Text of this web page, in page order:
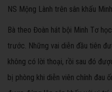
NS Mộng Lành trên sân khấu
Bà theo Đoàn hát bội Minh Tơ
trước. Những vai diễn đầu tiên
không có lời thoại, rồi sau đó
bị phòng khi diễn viên chính đau